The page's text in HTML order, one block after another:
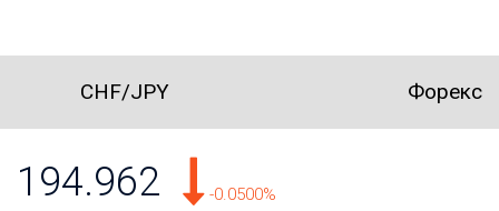
CHF/JPY Форекс
194.962 -0.0500%